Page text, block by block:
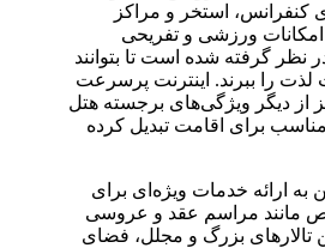
کنفرانس، استخر و مراکز
ورزشی و تفریحی
نظر گرفته شده است تا بتوانند
لذت را ببرند. اینترنت پرسرعت
از دیگر ویژگی‌های برجسته هتل
برای اقامت تبدیل کرده
ارائه خدمات ویژه‌ای برای
مانند مراسم عقد و عروسی
تالارهای بزرگ و مجلل، فضای